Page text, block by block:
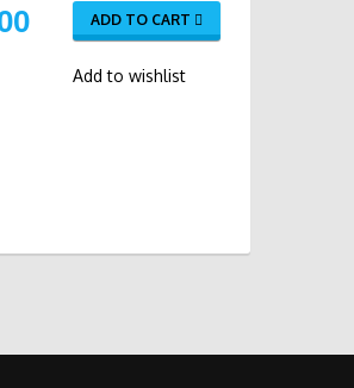
ADD TO CART
Add to wishlist